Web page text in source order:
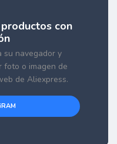
con
su navegador y
foto o imagen de
de Aliexpress.